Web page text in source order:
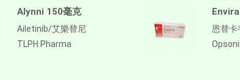
Alynni 150毫克
Ailetinib/艾樂替尼
TLPH Pharma
恩替卡